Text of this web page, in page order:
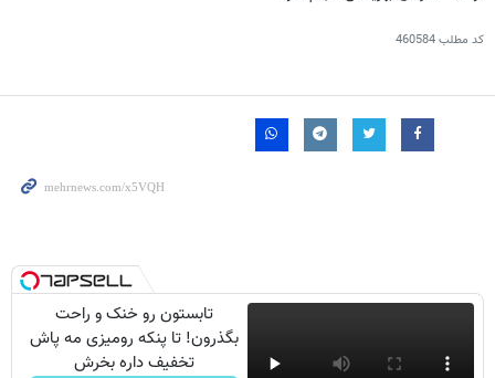
کد مطلب460584
تابستون رو خنک و راحت
بگذرون! تا پنکه رومیزی مه پاش
تخفیف داره بخرش